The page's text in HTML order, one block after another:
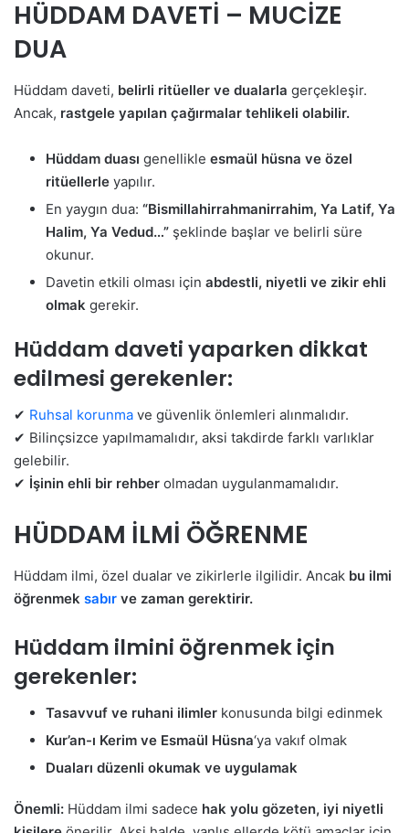
HÜDDAM DAVETİ – MUCİZE
DUA
Hüddam daveti, belirli ritüeller ve dualarla gerçekleşir.
Ancak, rastgele yapılan çağırmalar tehlikeli olabilir.
Hüddam duası genellikle esmaül hüsna ve özel
ritüellerle yapılır.
En yaygın dua: “Bismillahirrahmanirrahim, Ya Latif, Ya
Halim, Ya Vedud…” şeklinde başlar ve belirli süre
okunur.
Davetin etkili olması için abdestli, niyetli ve zikir ehli
olmak gerekir.
Hüddam daveti yaparken dikkat
edilmesi gerekenler:
✔ Ruhsal korunma ve güvenlik önlemleri alınmalıdır.
✔ Bilinçsizce yapılmamalıdır, aksi takdirde farklı varlıklar
gelebilir.
✔ İşinin ehli bir rehber olmadan uygulanmamalıdır.
HÜDDAM İLMİ ÖĞRENME
Hüddam ilmi, özel dualar ve zikirlerle ilgilidir. Ancak bu ilmi
öğrenmek sabır ve zaman gerektirir.
Hüddam ilmini öğrenmek için
gerekenler:
Tasavvuf ve ruhani ilimler konusunda bilgi edinmek
Kur’an-ı Kerim ve Esmaül Hüsna‘ya vakıf olmak
Duaları düzenli okumak ve uygulamak
Önemli: Hüddam ilmi sadece hak yolu gözeten, iyi niyetli